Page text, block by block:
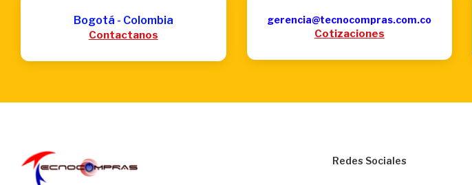
Bogotá - Colombia
Contactanos
gerencia@tecnocompras.com.co
Cotizaciones
Redes Sociales